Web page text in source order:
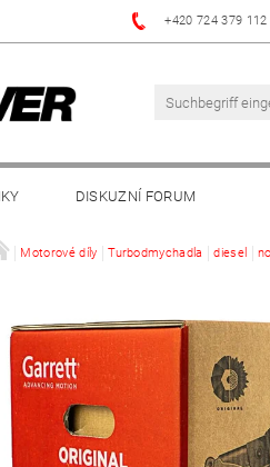
+420 724 379 112
DISKUZNÍ FORUM
Motorové díly Turbodmychadla diesel